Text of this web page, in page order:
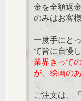
金を全額返
のみはお客
一度手にと
て皆に自慢
業界きって
が、絵画の
ご注文は、